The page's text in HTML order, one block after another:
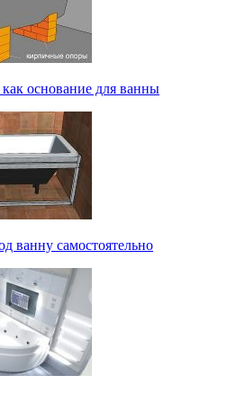
основание для ванны
ванну самостоятельно